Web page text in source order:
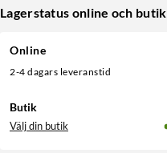
Lagerstatus online och butik
Online
2-4 dagars leveranstid
Butik
Välj din butik